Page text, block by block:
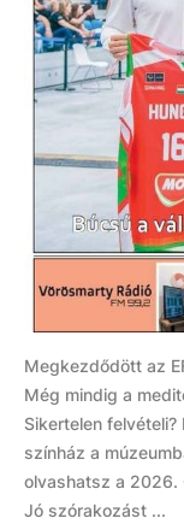
Megkezdődött az
Még mindig a
Sikertelen
színház a
olvashatsz a 2026.
Jó szórakozást ...